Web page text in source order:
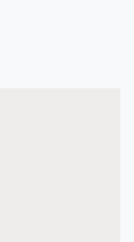
maximum
69